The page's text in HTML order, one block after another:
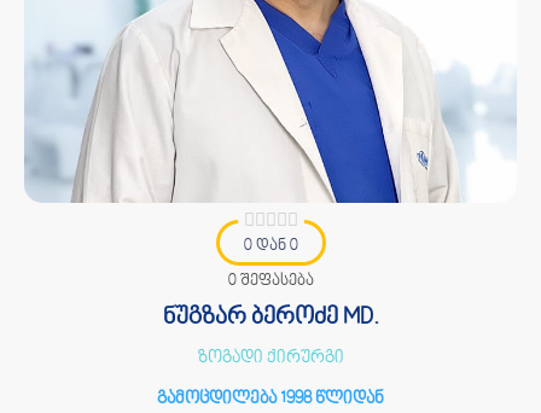
0 დან 0
0 შეფასება
ნუგზარ ბეროძე MD.
ზოგადი ქირურგი
გამოცდილება 1998 წლიდან